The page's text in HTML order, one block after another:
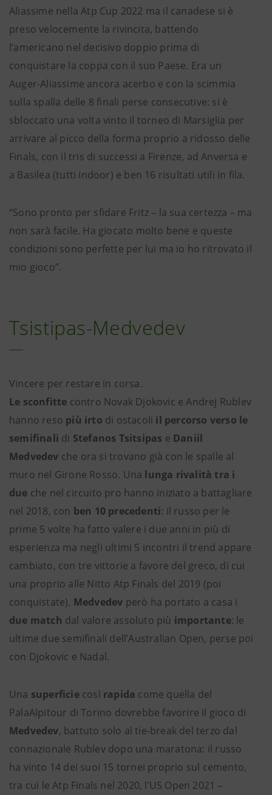
Aliassime nella Atp Cup 2022 ma il canadese si è
preso velocemente la rivincita, battendo
l’americano nel decisivo doppio prima di
conquistare la coppa con il suo Paese. Era un
Auger-Aliassime ancora acerbo e con la scimmia
sulla spalla delle 8 finali perse consecutive: si è
sbloccato una volta vinto il torneo di Marsiglia per
arrivare al picco della forma proprio a ridosso delle
Finals, con il tris di successi a Firenze, ad Anversa e
a Basilea (tutti indoor) e ben 16 risultati utili in fila.
“Sono pronto per sfidare Fritz – la sua certezza – ma
non sarà facile. Ha giocato molto bene e queste
condizioni sono perfette per lui ma io ho ritrovato il
mio gioco”.
Tsistipas-Medvedev
Vincere per restare in corsa.
Le sconfitte contro Novak Djokovic e Andrej Rublev
hanno reso più irto di ostacoli il percorso verso le
semifinali di Stefanos Tsitsipas e Daniil
Medvedev che ora si trovano già con le spalle al
muro nel Girone Rosso. Una lunga rivalità tra i
due che nel circuito pro hanno iniziato a battagliare
nel 2018, con ben 10 precedenti: il russo per le
prime 5 volte ha fatto valere i due anni in più di
esperienza ma negli ultimi 5 incontri il trend appare
cambiato, con tre vittorie a favore del greco, di cui
una proprio alle Nitto Atp Finals del 2019 (poi
conquistate). Medvedev però ha portato a casa i
due match dal valore assoluto più importante: le
ultime due semifinali dell’Australian Open, perse poi
con Djokovic e Nadal.
Una superficie così rapida come quella del
PalaAlpitour di Torino dovrebbe favorire il gioco di
Medvedev, battuto solo al tie-break del terzo dal
connazionale Rublev dopo una maratona: il russo
ha vinto 14 dei suoi 15 tornei proprio sul cemento,
tra cui le Atp Finals nel 2020, l’US Open 2021 –